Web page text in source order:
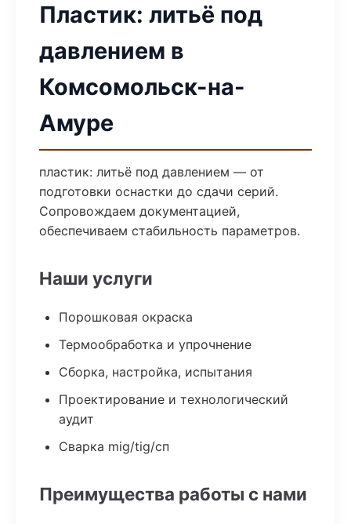
Пластик: литьё под
давлением в
Комсомольск-на-
Амуре
пластик: литьё под давлением — от
подготовки оснастки до сдачи серий.
Сопровождаем документацией,
обеспечиваем стабильность параметров.
Наши услуги
Порошковая окраска
Термообработка и упрочнение
Сборка, настройка, испытания
Проектирование и технологический
аудит
Сварка mig/tig/сп
Преимущества работы с нами